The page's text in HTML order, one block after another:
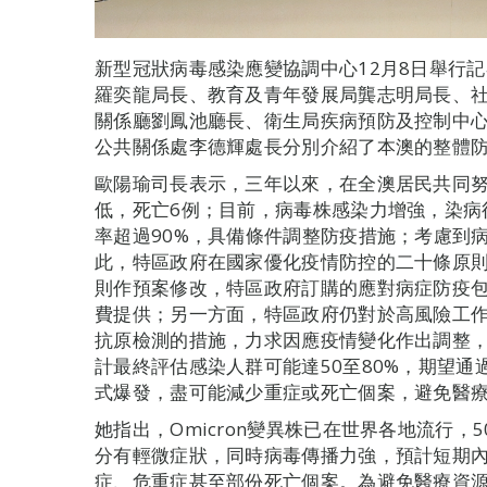
新型冠狀病毒感染應變協調中心12月8日舉行
羅奕龍局長、教育及青年發展局龔志明局長、
關係廳劉鳳池廳長、衛生局疾病預防及控制中
公共關係處李德輝處長分別介紹了本澳的整體
歐陽瑜司長表示，三年以來，在全澳居民共同
低，死亡6例；目前，病毒株感染力增強，染
率超過90%，具備條件調整防疫措施；考慮到
此，特區政府在國家優化疫情防控的二十條原
則作預案修改，特區政府訂購的應對病症防疫
費提供；另一方面，特區政府仍對於高風險工
抗原檢測的措施，力求因應疫情變化作出調整
計最終評估感染人群可能達50至80%，期望通
式爆發，盡可能減少重症或死亡個案，避免醫
她指出，Omicron變異株已在世界各地流行，
分有輕微症狀，同時病毒傳播力強，預計短期
症、危重症甚至部份死亡個案。為避免醫療資